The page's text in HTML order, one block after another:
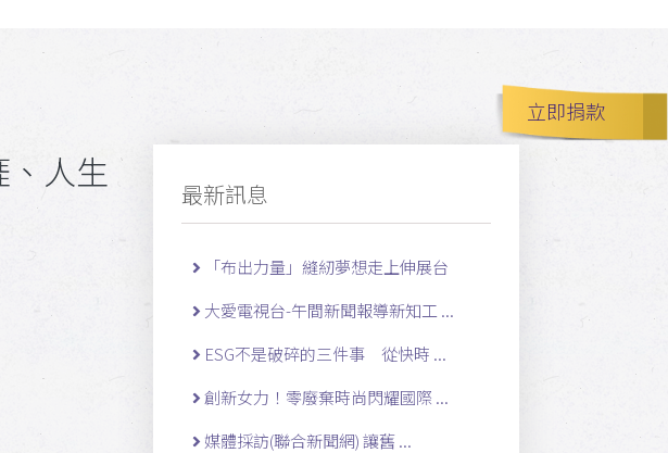
立即捐款
人生
最新訊息
「布出力量」縫紉夢想走上伸展台
大愛電視台-午間新聞報導新知工 ...
ESG不是破碎的三件事 從快時 ...
創新女力！零廢棄時尚閃耀國際 ...
媒體採訪(聯合新聞網) 讓舊 ...